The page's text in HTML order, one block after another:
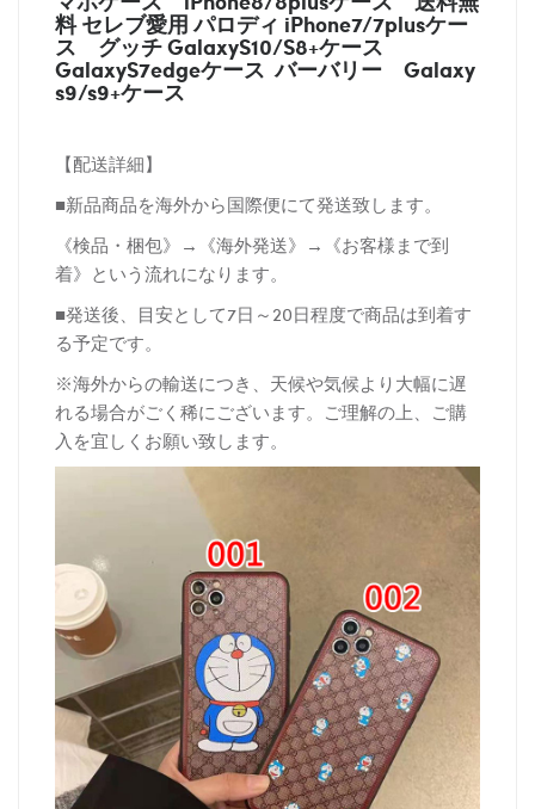
料 セレブ愛用 パロディ iPhone7/7plusケー
ス グッチGalaxyS10/S8+ケース
GalaxyS7edgeケース バーバリー Galaxy
s9/s9+ケース
【配送詳細】
■新品商品を海外から国際便にて発送致します。
《検品・梱包》→《海外発送》→《お客様まで到
着》という流れになります。
■発送後、目安として7日～20日程度で商品は到着す
る予定です。
※海外からの輸送につき、天候や気候より大幅に遅
れる場合がごく稀にございます。ご理解の上、ご購
入を宜しくお願い致します。